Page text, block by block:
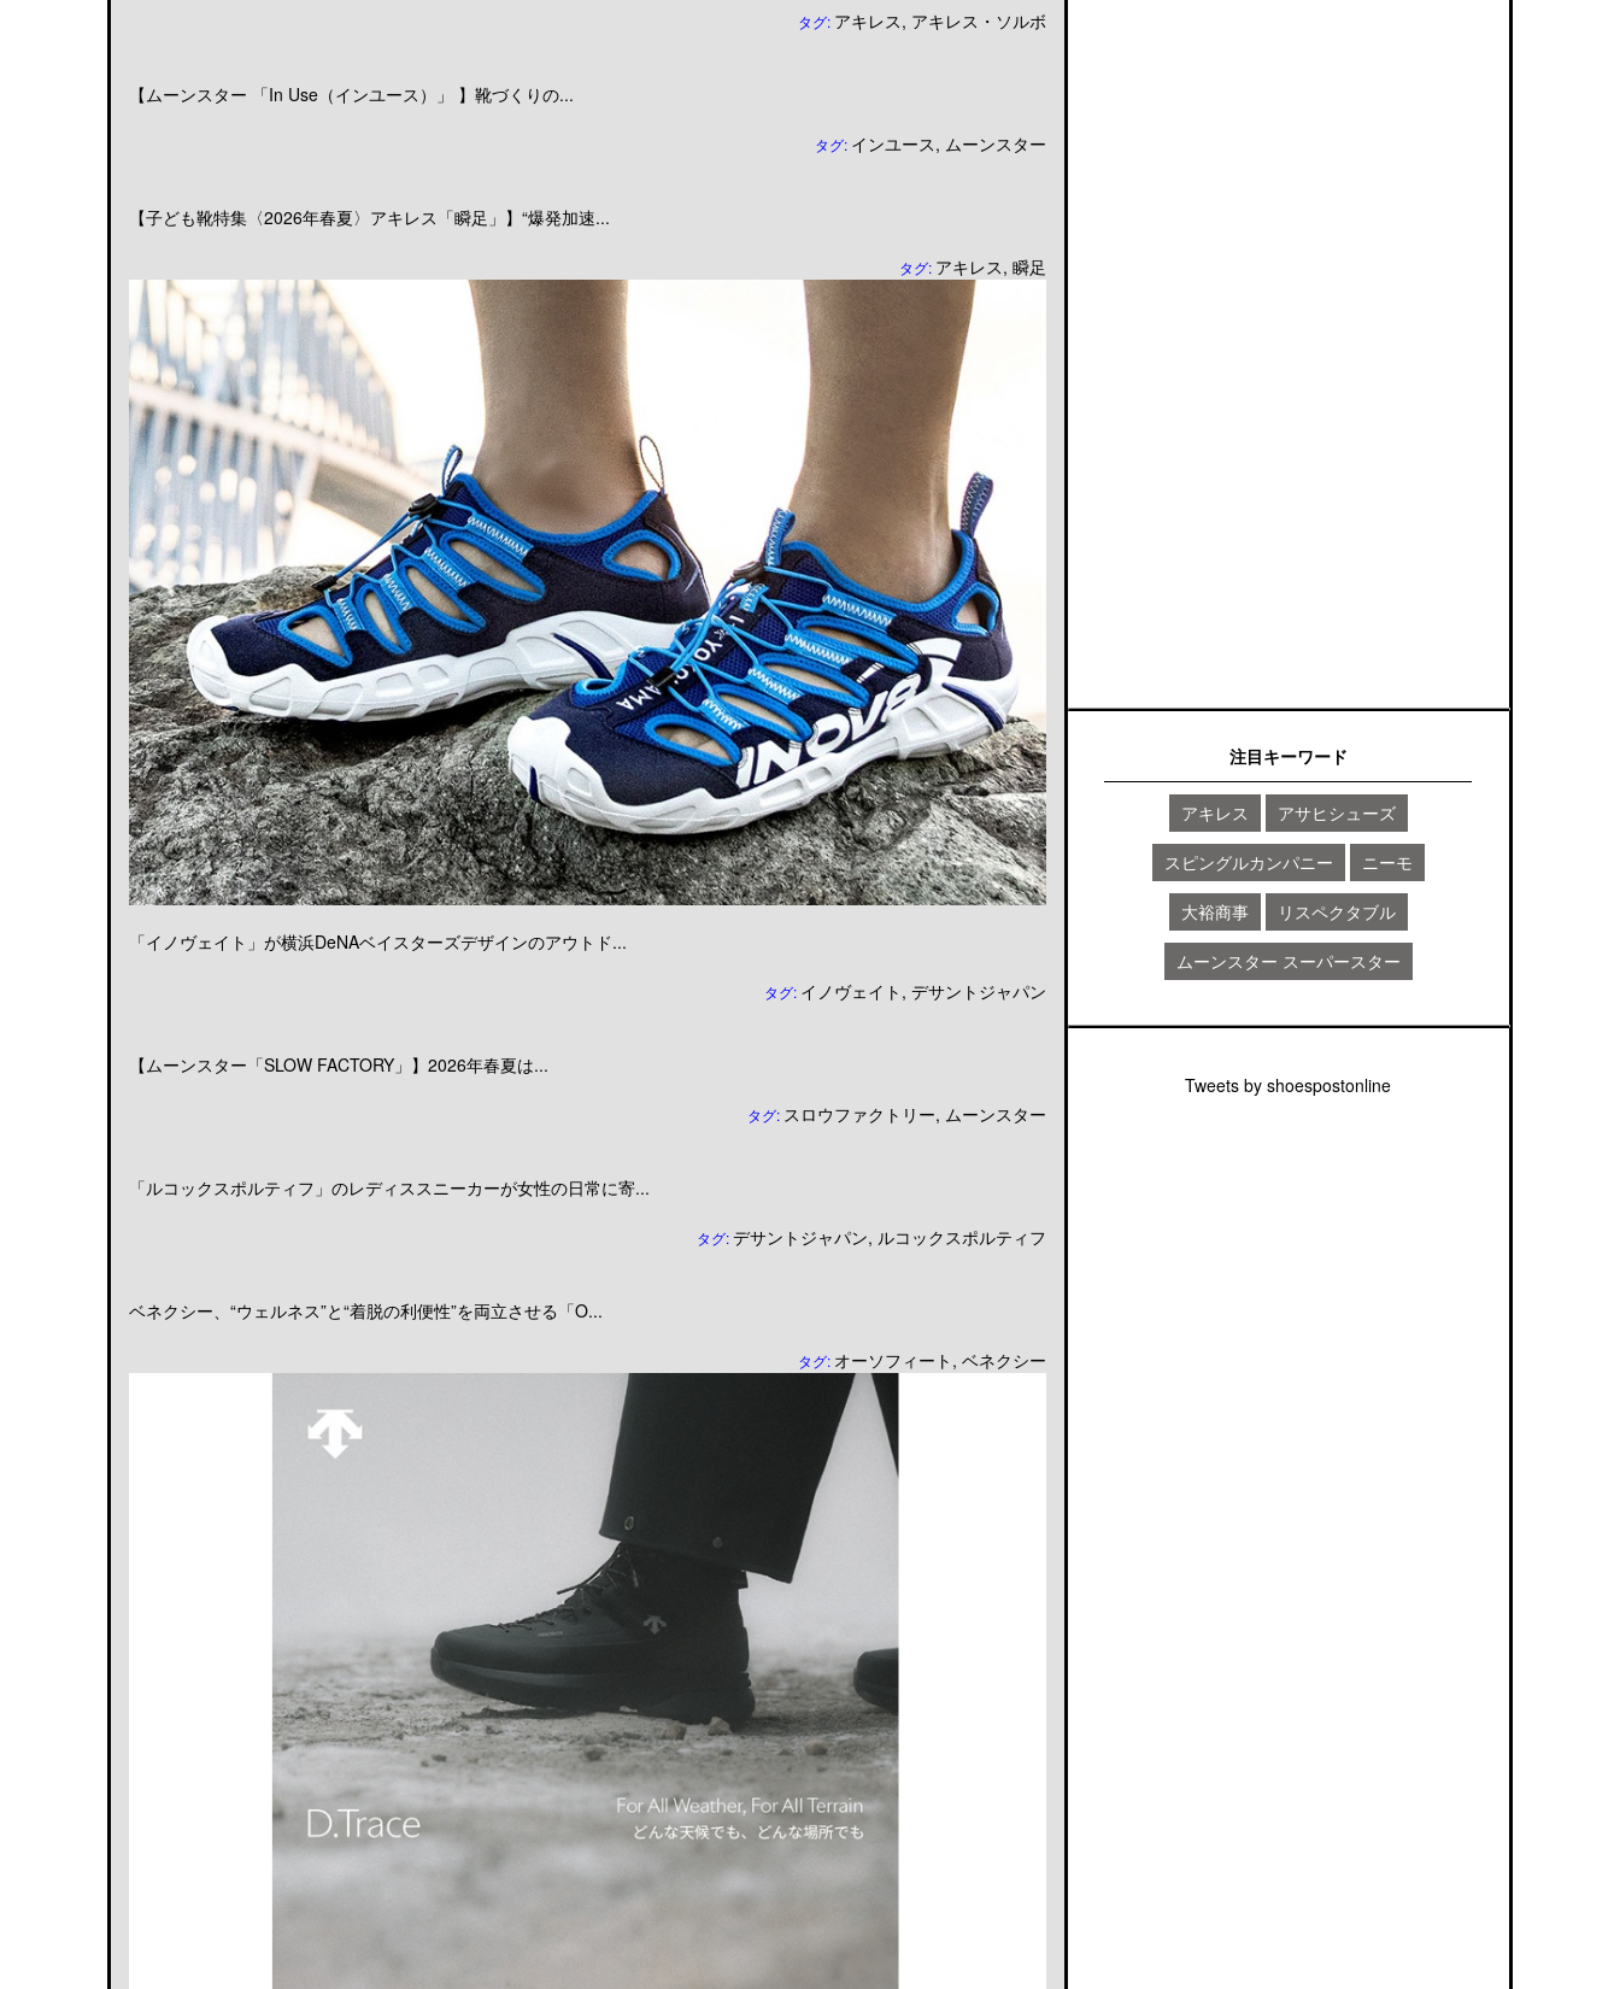
タグ: アキレス, アキレス・ソルボ
【ムーンスター 「In Use（インユース）」 】靴づくりの...
タグ: インユース, ムーンスター
【子ども靴特集〈2026年春夏〉アキレス「瞬足」】“爆発加速...
タグ: アキレス, 瞬足
「イノヴェイト」が横浜DeNAベイスターズデザインのアウトド...
タグ: イノヴェイト , デサントジャパン
【ムーンスター「SLOW FACTORY」】2026年春夏は...
タグ: スロウファクトリー, ムーンスター
「ルコックスポルティフ」のレディススニーカーが女性の日常に寄...
タグ:デサントジャパン, ルコックスポルティフ
ベネクシー、“ウェルネス”と“着脱の利便性”を両立させる「O...
タグ: オーソフィート , ベネクシー
注目キーワード
アキレス アサヒシューズ
スピングルカンパニー ニーモ
大裕商事 リスペクタブル
ムーンスター スーパースター
Tweets by shoespostonline